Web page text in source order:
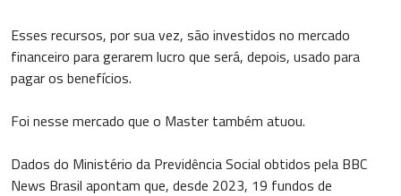
Esses recursos, por sua vez, são investidos no mercado
financeiro para gerarem lucro que será, depois, usado para
pagar os benefícios.
Foi nesse mercado que o Master também atuou.
Dados do Ministério da Previdência Social obtidos pela BBC
News Brasil apontam que, desde 2023, 19 fundos de